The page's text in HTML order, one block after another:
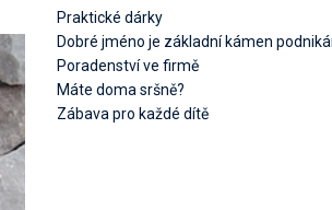
Praktické dárky
Dobré jméno je základní kámen
Poradenství ve firmě
Máte doma sršně?
Zábava pro každé dítě